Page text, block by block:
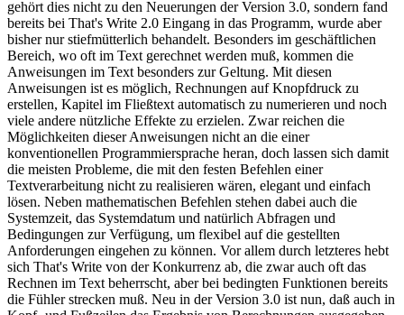
gehört dies nicht zu den Neuerungen der Version 3.0, sondern fand
bereits bei That's Write 2.0 Eingang in das Programm, wurde aber
bisher nur stiefmütterlich behandelt. Besonders im geschäftlichen
Bereich, wo oft im Text gerechnet werden muß, kommen die
Anweisungen im Text besonders zur Geltung. Mit diesen
Anweisungen ist es möglich, Rechnungen auf Knopfdruck zu
erstellen, Kapitel im Fließtext automatisch zu numerieren und noch
viele andere nützliche Effekte zu erzielen. Zwar reichen die
Möglichkeiten dieser Anweisungen nicht an die einer
konventionellen Programmiersprache heran, doch lassen sich damit
die meisten Probleme, die mit den festen Befehlen einer
Textverarbeitung nicht zu realisieren wären, elegant und einfach
lösen. Neben mathematischen Befehlen stehen dabei auch die
Systemzeit, das Systemdatum und natürlich Abfragen und
Bedingungen zur Verfügung, um flexibel auf die gestellten
Anforderungen eingehen zu können. Vor allem durch letzteres hebt
sich That's Write von der Konkurrenz ab, die zwar auch oft das
Rechnen im Text beherrscht, aber bei bedingten Funktionen bereits
die Fühler strecken muß. Neu in der Version 3.0 ist nun, daß auch in